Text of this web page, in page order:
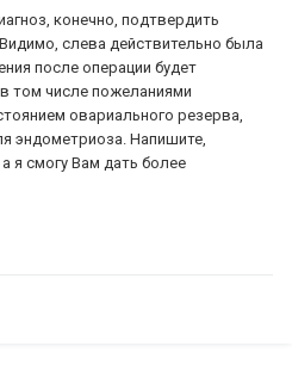
конечно, подтвердить
слева действительно была
после операции будет
том числе пожеланиями
овариального резерва,
эндометриоза. Напишите,
я смогу Вам дать более